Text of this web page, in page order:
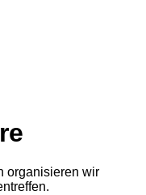
organisieren wir